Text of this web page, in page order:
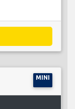
MINI